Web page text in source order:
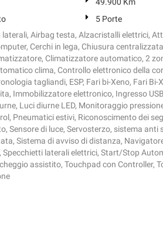
5 Porte
laterali, Airbag testa, Alzacristalli elettrici,
Cerchi in lega, Chiusura
Climatizzatore automatico, 2
clima, Controllo elettronico della
tagliandi, ESP, Fari bi-Xeno, Fari
Immobilizzatore elettronico, Ingresso
Luci diurne LED, Monitoraggio
Pneumatici estivi, Riconoscimento dei
Sensore di luce, Servosterzo, sistema anti
Sistema di avviso di distanza,
Specchietti laterali elettrici, Start/Stop
assistito, Touchpad con Controller,